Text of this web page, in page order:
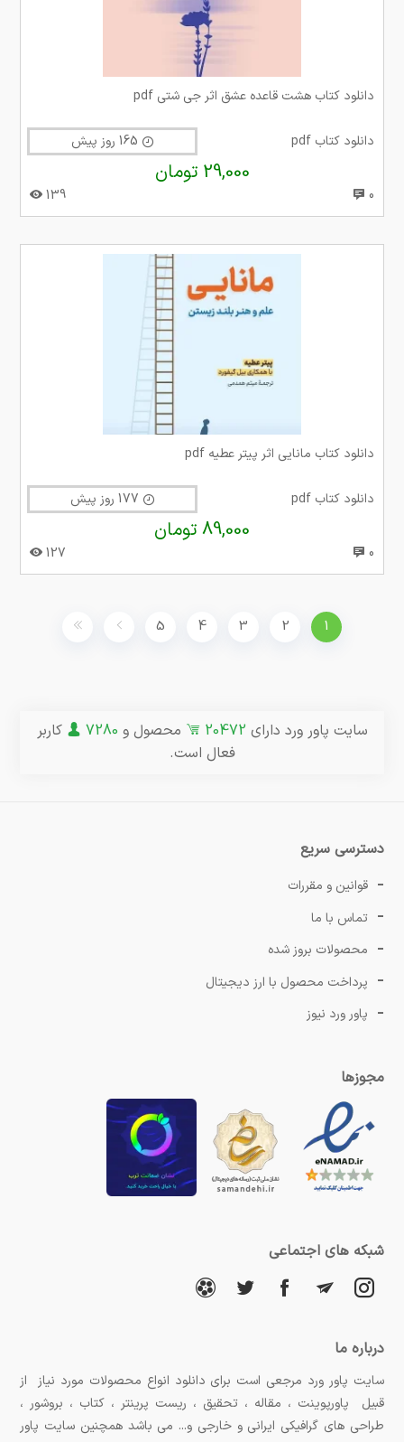
دانلود کتاب هشت قاعده عشق اثر جی شتی pdf
دانلود کتاب pdf
29,000 تومان
0
139
دانلود کتاب مانایی اثر پیتر عطیه pdf
دانلود کتاب pdf
89,000 تومان
0
127
1
2
3
4
5
سایت پاور ورد دارای 20472 محصول و 7280
کاربر
فعال است.
دسترسی سریع
قوانین و مقررات
تماس با ما
محصولات بروز شده
پرداخت محصول با ارز دیجیتال
پاور ورد نیوز
مجوزها
شبکه های اجتماعی
درباره ما
سایت پاور ورد مرجعی است برای دانلود انواع محصولات مورد نیاز از
قبیل پاورپوینت ، مقاله ، تحقیق ، ریست پرینتر ، کتاب ، بروشور ،
طراحی های گرافیکی ایرانی و خارجی و... می باشد همچنین سایت پاور